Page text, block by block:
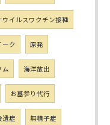
ウイルスワクチン接種
ーク 原発
ム 海洋放出
お墓参り代行
遺症 無精子症